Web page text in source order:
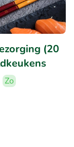
(20
Zo